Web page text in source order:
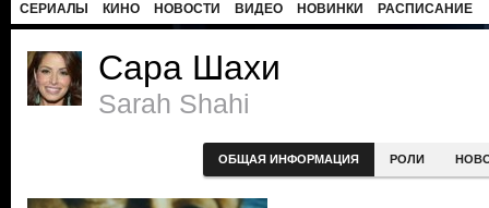
СЕРИАЛЫ КИНО НОВОСТИ ВИДЕО НОВИНКИ РАСПИСАНИЕ
Сара Шахи
Sarah Shahi
ОБЩАЯ ИНФОРМАЦИЯ РОЛИ